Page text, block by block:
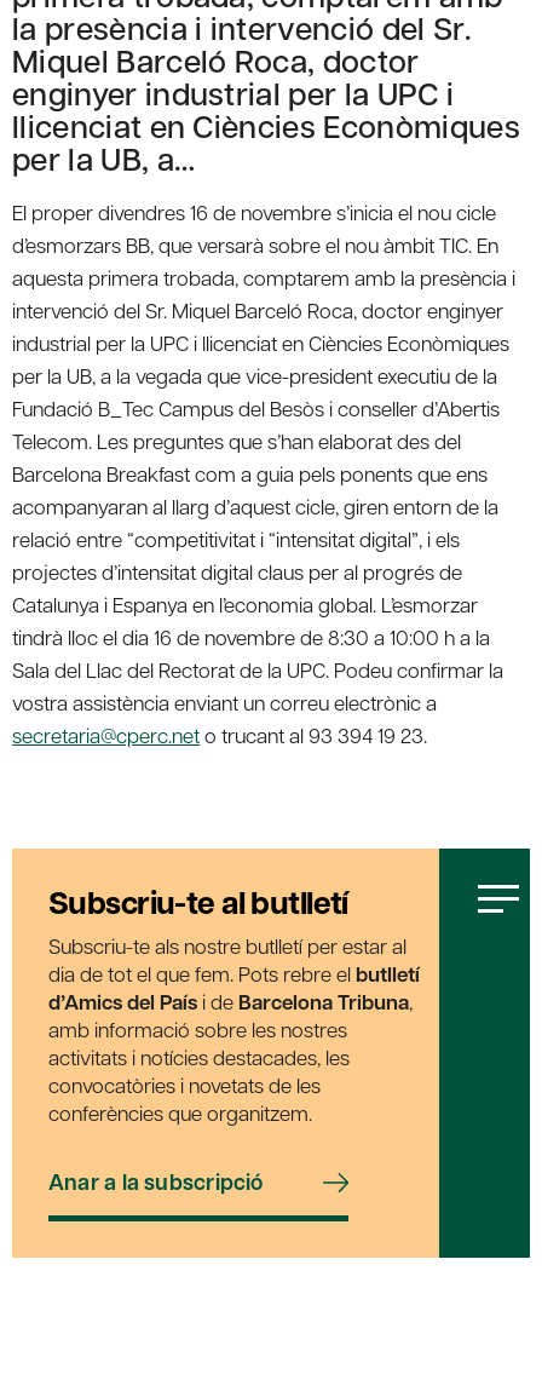
la presència i intervenció del Sr.
Miquel Barceló Roca, doctor
enginyer industrial per la UPC i
llicenciat en Ciències Econòmiques
per la UB, a…
El proper divendres 16 de novembre s’inicia el nou cicle
d’esmorzars BB, que versarà sobre el nou àmbit TIC. En
aquesta primera trobada, comptarem amb la presència i
intervenció del Sr. Miquel Barceló Roca, doctor enginyer
industrial per la UPC i llicenciat en Ciències Econòmiques
per la UB, a la vegada que vice-president executiu de la
Fundació B_Tec Campus del Besòs i conseller d’Abertis
Telecom. Les preguntes que s’han elaborat des del
Barcelona Breakfast com a guia pels ponents que ens
acompanyaran al llarg d’aquest cicle, giren entorn de la
relació entre “competitivitat i “intensitat digital”, i els
projectes d’intensitat digital claus per al progrés de
Catalunya i Espanya en l’economia global. L’esmorzar
tindrà lloc el dia 16 de novembre de 8:30 a 10:00 h a la
Sala del Llac del Rectorat de la UPC. Podeu confirmar la
vostra assistència enviant un correu electrònic a
secretaria@cperc.neto trucant al 93 394 19 23.
Subscriu-te al butlletí
Subscriu-te als nostre butlletí per estar al
dia de tot el que fem. Pots rebre el butlletí
d’Amics del País i de Barcelona Tribuna,
amb informació sobre les nostres
activitats i notícies destacades, les
convocatòries i novetats de les
conferències que organitzem.
Anar a la subscripció